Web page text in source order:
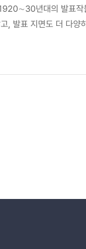
년대의 발표작
, 발표 지면도 더 다양
했다. 이러한 양립 상